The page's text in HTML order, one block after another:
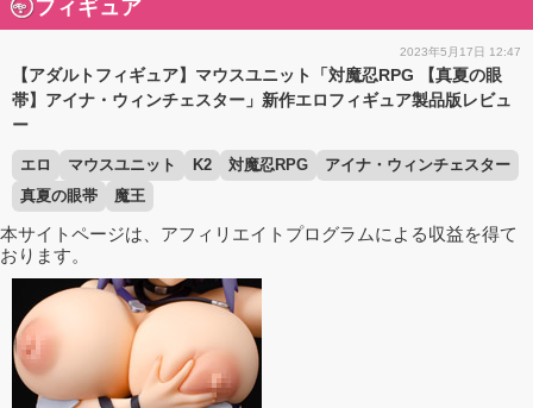
フィギュア
2023年5月17日 12:47
【アダルトフィギュア】マウスユニット「対魔忍RPG 【真夏の眼
帯】アイナ・ウィンチェスター」新作エロフィギュア製品版レビュ
ー
エロ マウスユニット K2 対魔忍RPG
アイナ・ウィンチェスター
真夏の眼帯
魔王
本サイトページは、アフィリエイトプログラムによる収益を得て
おります。